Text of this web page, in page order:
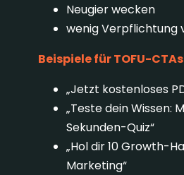
Neugier wecken
wenig Verpflichtung
Beispiele für TOFU-
„Jetzt kostenloses
„Teste dein Wissen:
Sekunden-Quiz“
„Hol dir 10 Growth-
Marketing“